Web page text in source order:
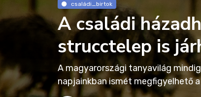
családi_birtok
A családi
strucctelep is
A magyarországi tanyavilág
napjainkban ismét megfigyelhető